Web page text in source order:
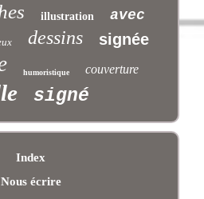
illustration avec
dessins signée
humoristique couverture
signé
Index
Nous écrire